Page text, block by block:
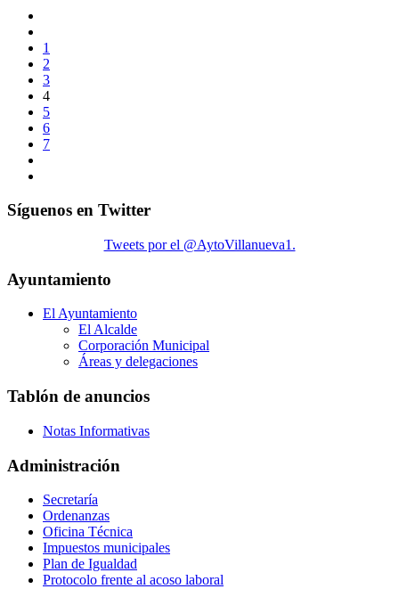
1
2
3
4
5
6
7
Síguenos en Twitter
Tweets por el @AytoVillanueva1.
Ayuntamiento
El Ayuntamiento
El Alcalde
Corporación Municipal
Áreas y delegaciones
Tablón de anuncios
Notas Informativas
Administración
Secretaría
Ordenanzas
Oficina Técnica
Impuestos municipales
Plan de Igualdad
Protocolo frente al acoso laboral